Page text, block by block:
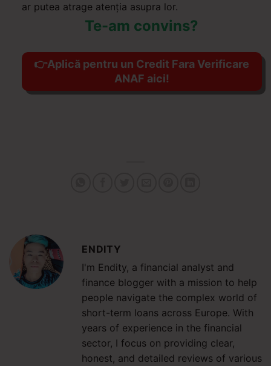
ar putea atrage atenția asupra lor.
Te-am convins?
👉Aplică pentru un Credit Fara Verificare
ANAF aici!
ENDITY
I'm Endity, a financial analyst and
finance blogger with a mission to help
people navigate the complex world of
short-term loans across Europe. With
years of experience in the financial
sector, I focus on providing clear,
honest, and detailed reviews of various